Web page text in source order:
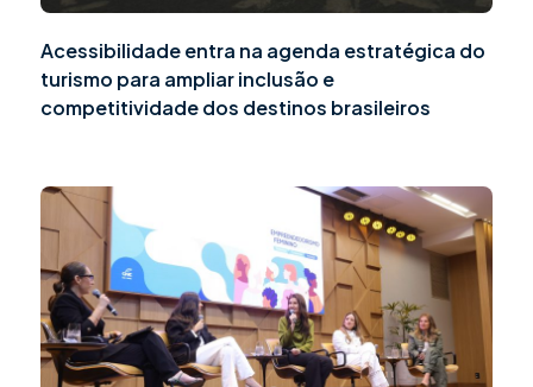
Acessibilidade entra na agenda estratégica do
turismo para ampliar inclusão e
competitividade dos destinos brasileiros